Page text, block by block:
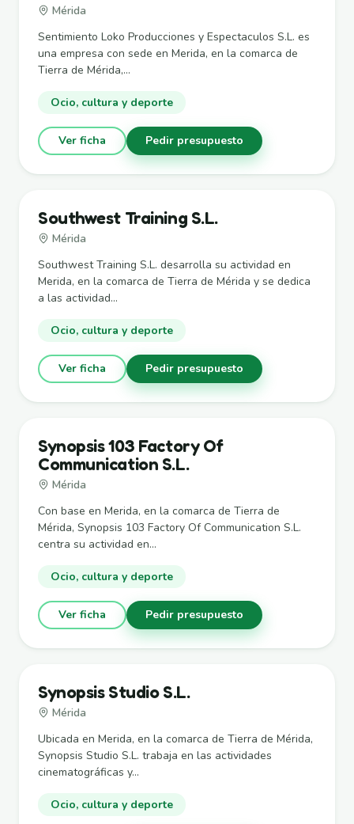
Mérida
Sentimiento Loko Producciones y Espectaculos S.L. es
una empresa con sede en Merida, en la comarca de
Tierra de Mérida,...
Ocio, cultura y deporte
Ver ficha Pedir presupuesto
Southwest Training S.L.
Mérida
Southwest Training S.L. desarrolla su actividad en
Merida, en la comarca de Tierra de Mérida y se dedica
a las actividad...
Ocio, cultura y deporte
Ver ficha Pedir presupuesto
Synopsis 103 Factory Of
Communication S.L.
Mérida
Con base en Merida, en la comarca de Tierra de
Mérida, Synopsis 103 Factory Of Communication S.L.
centra su actividad en...
Ocio, cultura y deporte
Ver ficha Pedir presupuesto
Synopsis Studio S.L.
Mérida
Ubicada en Merida, en la comarca de Tierra de Mérida,
Synopsis Studio S.L. trabaja en las actividades
cinematográficas y...
Ocio, cultura y deporte